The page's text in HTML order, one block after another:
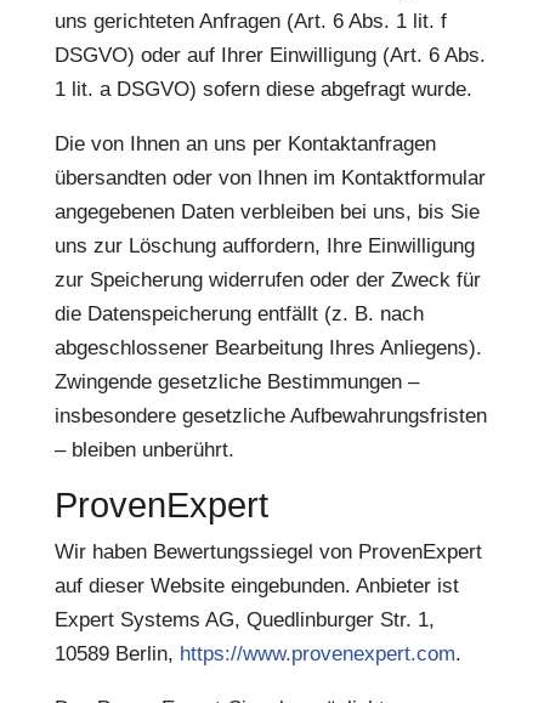
uns gerichteten Anfragen (Art. 6 Abs. 1 lit. f
DSGVO) oder auf Ihrer Einwilligung (Art. 6 Abs.
1 lit. a DSGVO) sofern diese abgefragt wurde.
Die von Ihnen an uns per Kontaktanfragen
übersandten oder von Ihnen im Kontaktformular
angegebenen Daten verbleiben bei uns, bis Sie
uns zur Löschung auffordern, Ihre Einwilligung
zur Speicherung widerrufen oder der Zweck für
die Datenspeicherung entfällt (z. B. nach
abgeschlossener Bearbeitung Ihres Anliegens).
Zwingende gesetzliche Bestimmungen –
insbesondere gesetzliche Aufbewahrungsfristen
– bleiben unberührt.
ProvenExpert
Wir haben Bewertungssiegel von ProvenExpert
auf dieser Website eingebunden. Anbieter ist
Expert Systems AG, Quedlinburger Str. 1,
10589 Berlin, https://www.provenexpert.com.